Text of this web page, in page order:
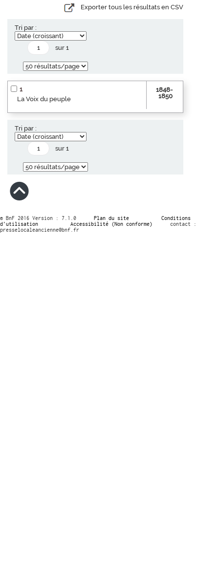
Exporter tous les résultats en CSV
Tri par :
sur 1
1
La Voix du peuple
1848-
1850
Tri par :
sur 1
© BnF 2016 Version : 7.1.0 Plan du site
Conditions
d’utilisation
Accessibilité (Non conforme)
contact :
presselocaleancienne@bnf.fr